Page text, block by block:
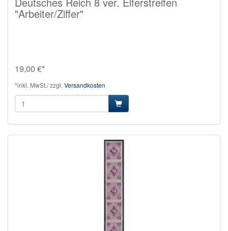
"Arbeiter/Ziffer"
19,00 €*
*inkl. MwSt./ zzgl. Versandkosten